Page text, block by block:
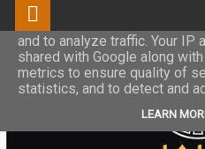
This site uses cookies from
and to analyze traffic. Your IP
shared with Google along
metrics to ensure quality of
statistics, and to detect and
LEARN